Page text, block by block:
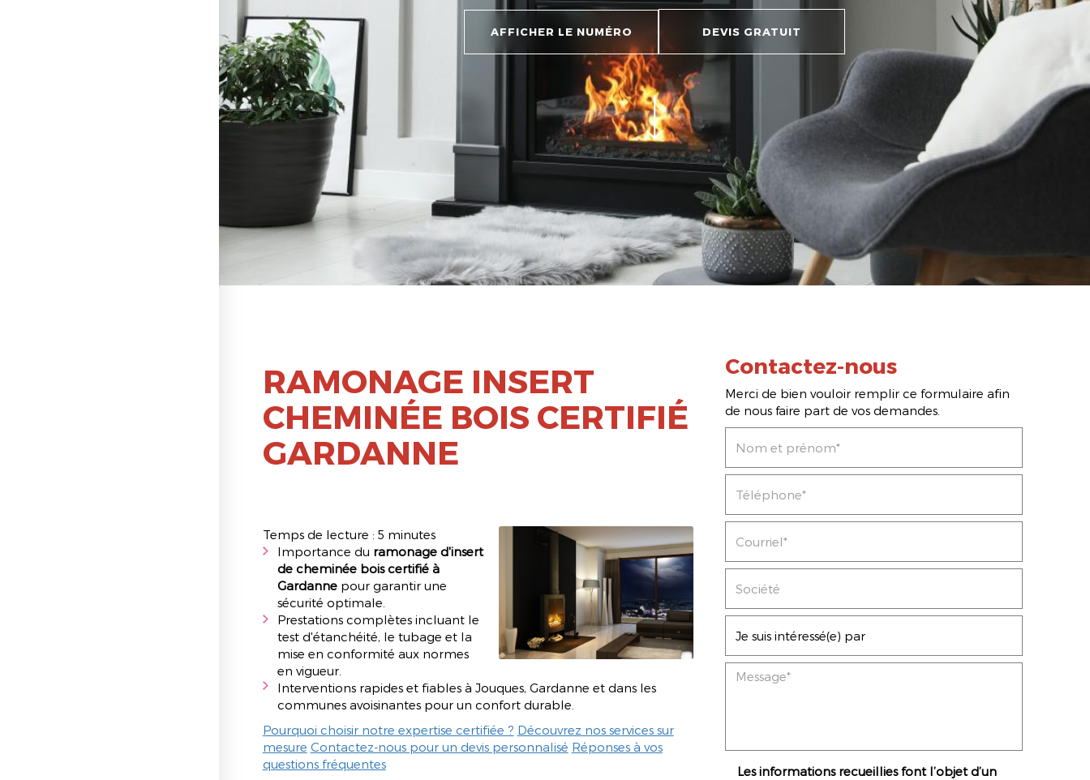
AFFICHER LE NUMÉRO DEVIS GRATUIT
RAMONAGE INSERT
CHEMINÉE BOIS CERTIFIÉ
GARDANNE
Temps de lecture : 5 minutes
Importance du ramonage d'insert
de cheminée bois certifié à
Gardannepour garantir une
sécurité optimale.
Prestations complètes incluant le
test d'étanchéité, le tubage et la
mise en conformité aux normes
en vigueur.
Interventions rapides et fiables à Jouques, Gardanne et dans les
communes avoisinantes pour un confort durable.
Pourquoi choisir notre expertise certifiée ? Découvrez nos services sur
mesure Contactez-nous pour un devis personnalisé Réponses à vos
questions fréquentes
Contactez-nous
Merci de bien vouloir remplir ce formulaire afin
de nous faire part de vos demandes.
Les informations recueillies font l’objet d’un